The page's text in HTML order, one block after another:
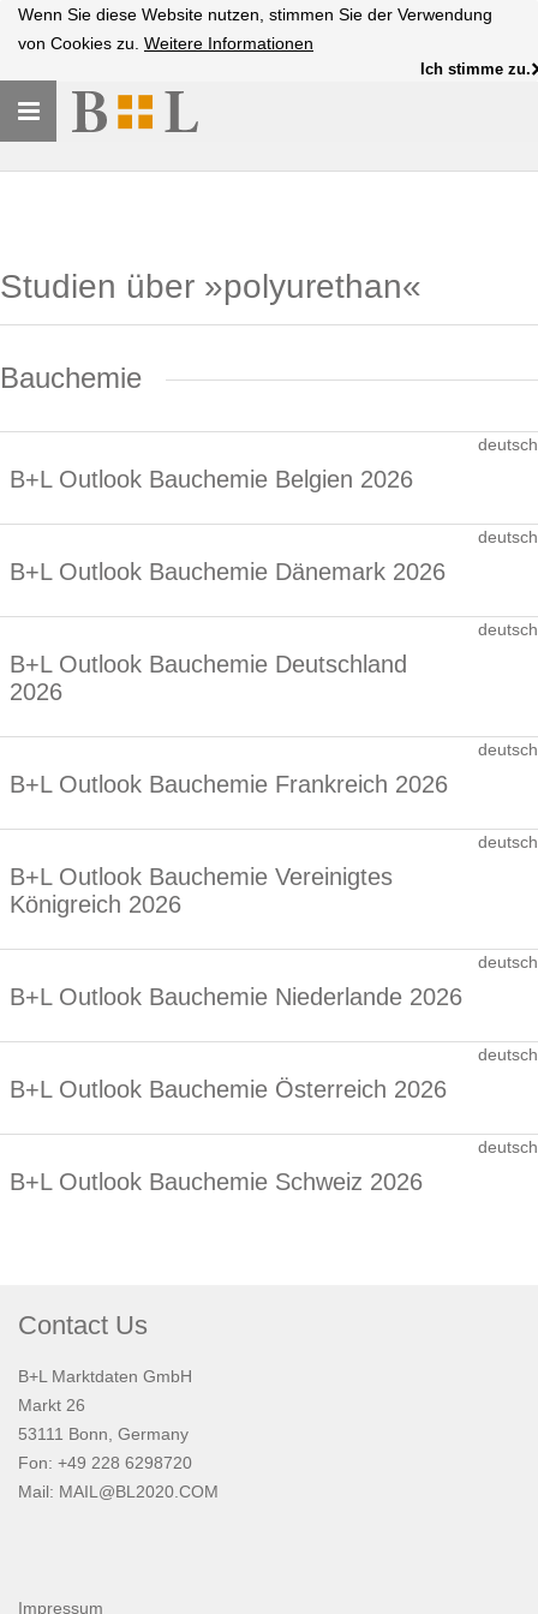
Wenn Sie diese Website nutzen, stimmen Sie der Verwendung
von Cookies zu. Weitere Informationen
Ich stimme zu.
Toggle
navigation
Studien über »polyurethan«
Bauchemie
B+L Outlook Bauchemie Belgien 2026
deutsch
B+L Outlook Bauchemie Dänemark 2026
deutsch
B+L Outlook Bauchemie Deutschland
2026
deutsch
B+L Outlook Bauchemie Frankreich 2026
deutsch
B+L Outlook Bauchemie Vereinigtes
Königreich 2026
deutsch
B+L Outlook Bauchemie Niederlande 2026
deutsch
B+L Outlook Bauchemie Österreich 2026
deutsch
B+L Outlook Bauchemie Schweiz 2026
deutsch
Contact Us
B+L Marktdaten GmbH
Markt 26
53111 Bonn, Germany
Fon: +49 228 6298720
Mail: MAIL@BL2020.COM
Impressum